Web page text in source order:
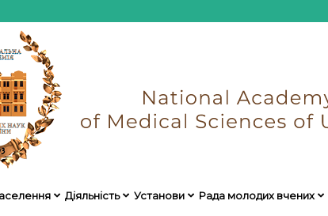
Діяльність Установи Рада молодих вчених